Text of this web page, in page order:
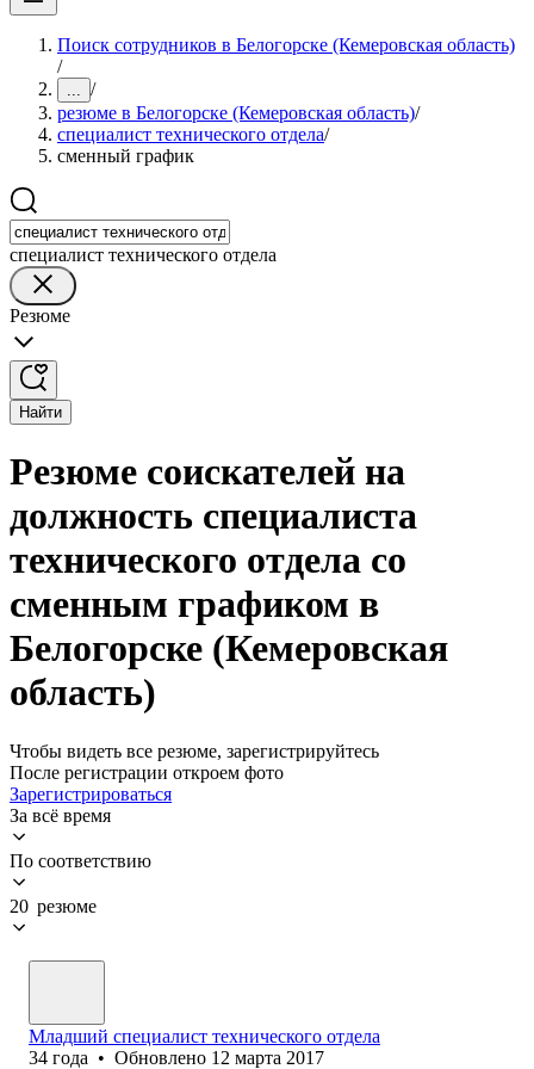
Поиск сотрудников в Белогорске (Кемеровская область)
/
... /
резюме в Белогорске (Кемеровская область)/
специалист технического отдела/
сменный график
специалист технического отдела
Резюме
Найти
Резюме соискателей на
должность специалиста
технического отдела со
сменным графиком в
Белогорске (Кемеровская
область)
Чтобы видеть все резюме, зарегистрируйтесь
После регистрации откроем фото
Зарегистрироваться
За всё время
По соответствию
20 резюме
Младший специалист технического отдела
34 года • Обновлено 12 марта 2017